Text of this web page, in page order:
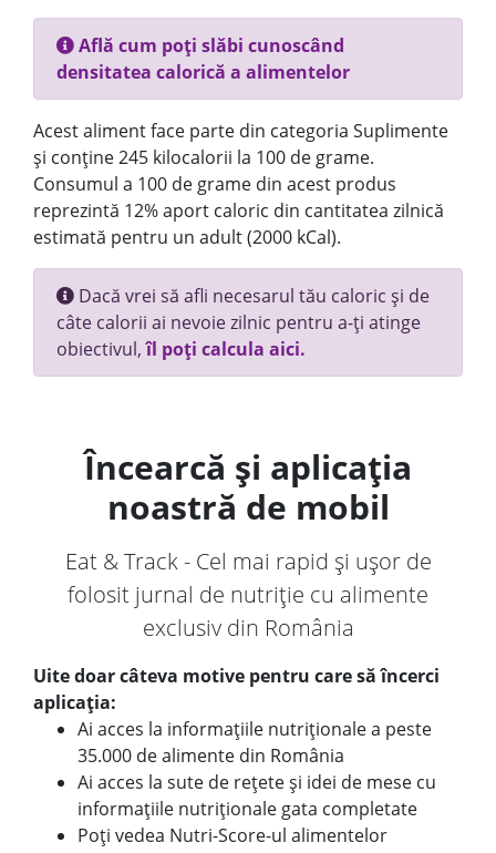
Află cum poți slăbi cunoscând
densitatea calorică a alimentelor
Acest aliment face parte din categoria Suplimente
și conține 245 kilocalorii la 100 de grame.
Consumul a 100 de grame din acest produs
reprezintă 12% aport caloric din cantitatea zilnică
estimată pentru un adult (2000 kCal).
Dacă vrei să afli necesarul tău caloric și de
câte calorii ai nevoie zilnic pentru a-ți atinge
obiectivul,îl poți calcula aici.
Încearcă și aplicația
noastră de mobil
Eat & Track - Cel mai rapid și ușor de
folosit jurnal de nutriție cu alimente
exclusiv din România
Uite doar câteva motive pentru care să încerci
aplicația:
Ai acces la informațiile nutriționale a peste
35.000 de alimente din România
Ai acces la sute de rețete și idei de mese cu
informațiile nutriționale gata completate
Poți vedea Nutri-Score-ul alimentelor